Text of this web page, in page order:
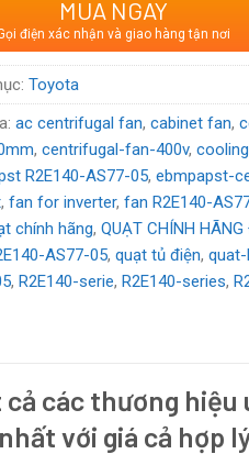
: Cộng hòa Séc
230VDC
MUA NGAY
điện xác nhận và giao hàng tận nơi
Toyota
ac centrifugal fan,cabinet fan,
,centrifugal-fan-400v,
R2E140-AS77-05,ebmpapst-
,fan for inverter,fan R2E140-
chính hãng,QUẠT CHÍNH
AS77-05,quạt tủ điện,
,R2E140-serie,R2E140-series,
các thương
với giá cả hợp